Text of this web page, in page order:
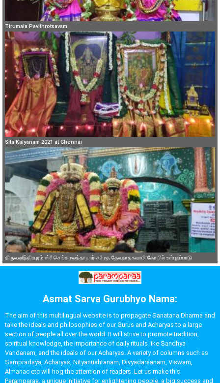
Tirumala Pavithrotsavam
Sita Kalyanam 2021 at Chennai
திருவஹீந்திரபுரம் ஸ்ரீ செங்கமலத்தாயார் சமேத தேவநாதசுவாமி கோயில் உள்புறப்பாடு
Asmat Sarva Gurubhyo Nama:
The aim of this multilingual website is to propagate Sanatana Dharma and
take the ideals and philosophies of our Gurus and Acharyas to a large
section of people all over the world. It will strive to promote tradition,
spiritual knowledge, the importance of daily rituals like Sandhya
Vandanam, and the ideals of our Acharyas. A variety of columns such as
Sampradaya, Acharyas, Nityanushtanam, Divyadarsanam, Viswam,
Almanac etc will hog the attention of readers. Let us make this
Paramparaa, a unique initiative for enlightening people, a big success and